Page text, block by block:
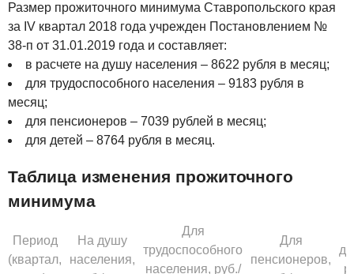
Размер прожиточного минимума Ставропольского края
за IV квартал 2018 года учрежден Постановлением №
38-п от 31.01.2019 года и составляет:
в расчете на душу населения – 8622 рубля в месяц;
для трудоспособного населения – 9183 рубля в
месяц;
для пенсионеров – 7039 рублей в месяц;
для детей – 8764 рубля в месяц.
Таблица изменения прожиточного
минимума
Период
(квартал,
На душу
населения,
Для
трудоспособного
населения, руб./
Для
пенсионеров,